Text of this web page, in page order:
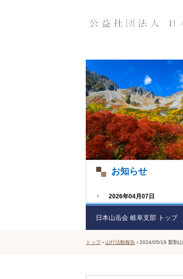
お知らせ
2026年04月07日
日本山岳会 岐阜支部 トップ
トップ › 山行活動報告 › 2024/05/19 梨割山